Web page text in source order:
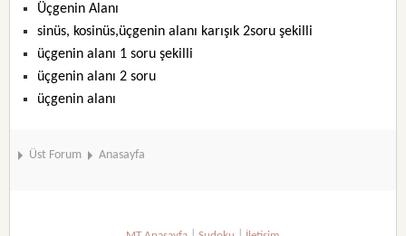
Üçgenin Alanı
sinüs, kosinüs,üçgenin alanı karışık 2soru şekilli
üçgenin alanı 1 soru şekilli
üçgenin alanı 2 soru
üçgenin alanı
Üst Forum Anasayfa